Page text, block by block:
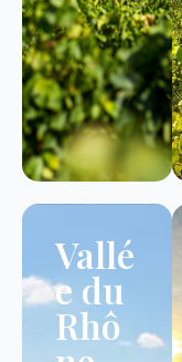
Vallé
e du
Rhô